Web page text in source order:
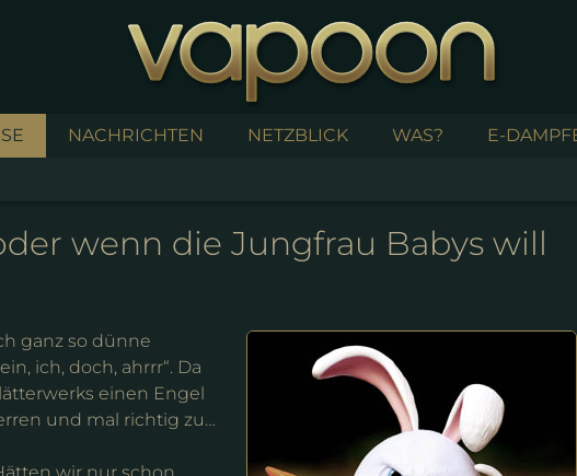
NACHRICHTEN NETZBLICK WAS? E-
wenn die Jungfrau Babys will
ganz so dünne
ich, doch, ahrrr“. Da
einen Engel
und mal richtig zu…